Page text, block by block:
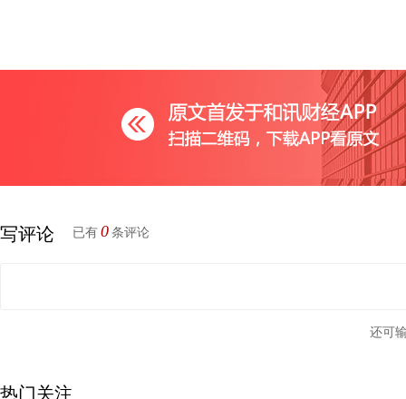
写评论 已有 0 条评论
还可
热门关注